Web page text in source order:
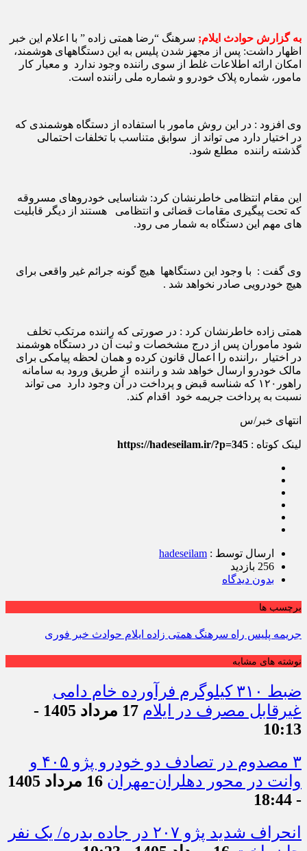
به گزارش حوادث ایلام; سرهنگ “رضا همتی زاده ” با اعلام این خبر
اظهار داشت: پس از مجهز شدن پلیس به این دستگاههای هوشمند،
امکان ارائه اطلاعات غلط از سوی راننده وجود ندارد و معیار کار
مامور، شماره پلاک خودرو و شماره ملی راننده است.
وی افزود : در این روش مامور با استفاده از دستگاه هوشمندی که
در اختیار دارد می تواند از سوابق متناسب با تخلفات احتمالی
گذشته راننده مطلع شود.
این مقام انتظامی خاطرنشان کرد: شناسایی خودروهای مسروقه
که تحت پیگیری مقامات قضائی و انتظامی هستند از دیگر قابلیت
های مهم این دستگاه به شمار می رود.
وی گفت : با وجود این دستگاهها هیچ گونه جرائم غیر واقعی برای
هیچ خودرویی صادر نخواهد شد .
همتی زاده خاطرنشان کرد : در صورتی که راننده مرتکب تخلف
شود ماموران پس از درج مشخصات و ثبت آن در دستگاه هوشمند
در اختیار ،راننده را اعمال قانون کرده و همان لحظه پیامکی برای
مالک خودرو ارسال خواهد شد و راننده از طریق ورود به سامانه
راهور۱۲۰ که شناسه قبض و پرداخت در آن وجود دارد می تواند
نسبت به پرداخت جریمه خود اقدام کند.
انتهای خبر/س
لینک کوتاه : https://hadeseilam.ir/?p=345
ارسال توسط : hadeseilam
256 بازدید
بدون دیدگاه
برچسب ها
جریمه پلیس راه سرهنگ همتی زاده ایلام حوادث خبر فوری
نوشته های مشابه
ضبط ۳۱۰ کیلوگرم فرآورده خام دامی
غیرقابل مصرف در ایلام
17 مرداد 1405 -
10:13
۳ مصدوم در تصادف دو خودرو پژو ۴۰۵ و
وانت در محور دهلران-مهران
16 مرداد 1405
- 18:44
انحراف شدید پژو ۲۰۷ در جاده بدره/ یک نفر